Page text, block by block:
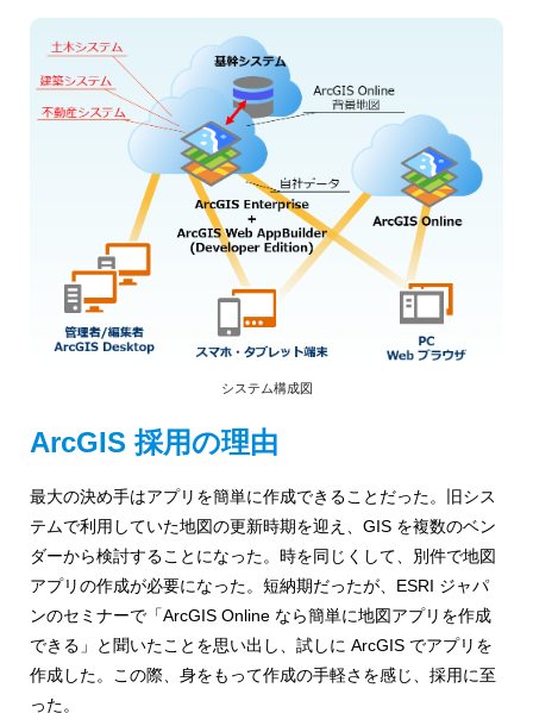
システム構成図
ArcGIS 採用の理由
最大の決め手はアプリを簡単に作成できることだった。旧シス
テムで利用していた地図の更新時期を迎え、GIS を複数のベン
ダーから検討することになった。時を同じくして、別件で地図
アプリの作成が必要になった。短納期だったが、ESRI ジャパ
ンのセミナーで「ArcGIS Online なら簡単に地図アプリを作成
できる」と聞いたことを思い出し、試しに ArcGIS でアプリを
作成した。この際、身をもって作成の手軽さを感じ、採用に至
った。